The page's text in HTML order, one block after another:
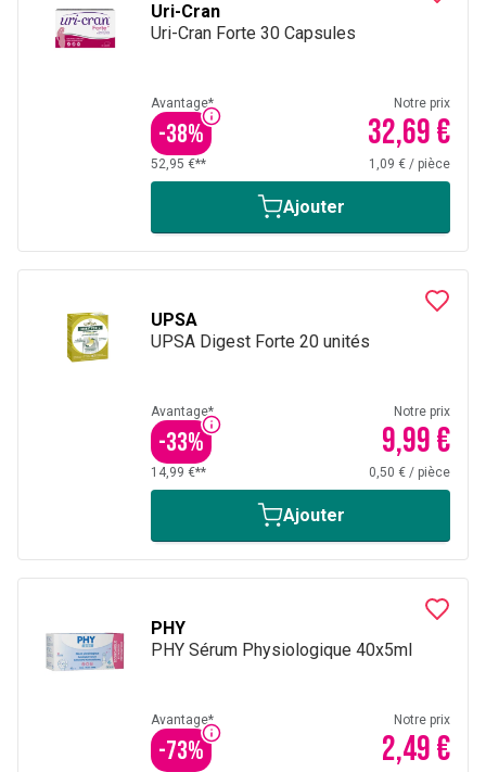
Uri-Cran
Uri-Cran Forte 30 Capsules
Avantage*
-38%
Notre prix
32,69 €
52,95 €** 1,09 € / pièce
Ajouter
UPSA
UPSA Digest Forte 20 unités
Avantage*
-33%
Notre prix
9,99 €
14,99 €** 0,50 € / pièce
Ajouter
PHY
PHY Sérum Physiologique 40x5ml
Avantage*
-73%
Notre prix
2,49 €